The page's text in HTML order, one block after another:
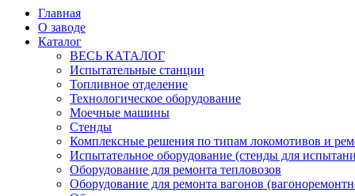
Главная
О заводе
Каталог
ВЕСЬ КАТАЛОГ
Испытательные станции
Топливное отделение
Технологическое оборудование
Моечные машины
Стенды
Комплексные решения по типам локомотивов и
Испытательное оборудование (стенды для
Оборудование для ремонта тепловозов
Оборудование для ремонта вагонов